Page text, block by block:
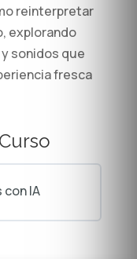
reinterpretar
explorando
sonidos que
fresca
IA